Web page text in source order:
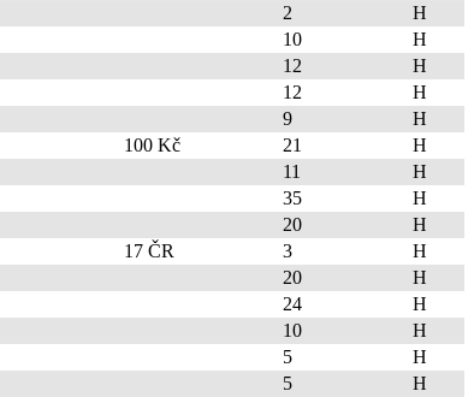
2
H
10
H
12
H
12
H
9
H
100 Kč 21
H
11
H
35
H
20
H
17 ČR 3
H
20
H
24
H
10
H
5
H
5
H